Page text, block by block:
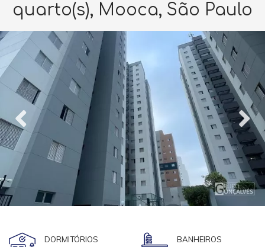
quarto(s), Mooca, São Paulo
DORMITÓRIOS BANHEIROS